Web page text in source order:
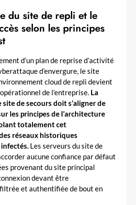
du site de repli et le
selon les principes
d’un plan de reprise d’activité
d’envergure, le site
cloud de repli devient
de l’entreprise. La
de secours doit s’aligner de
les principes de l’architecture
totalement cet
réseaux historiques
Les serveurs du site de
aucune confiance par défaut
provenant du site principal
devant être
et authentifiée de bout en